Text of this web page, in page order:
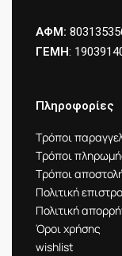
ΑΦΜ:
ΓΕΜΗ:
Πληροφορίες
Τρόποι
Τρόποι
Τρόποι
Πολιτική
Πολιτική
Όροι χρήσης
wishlist